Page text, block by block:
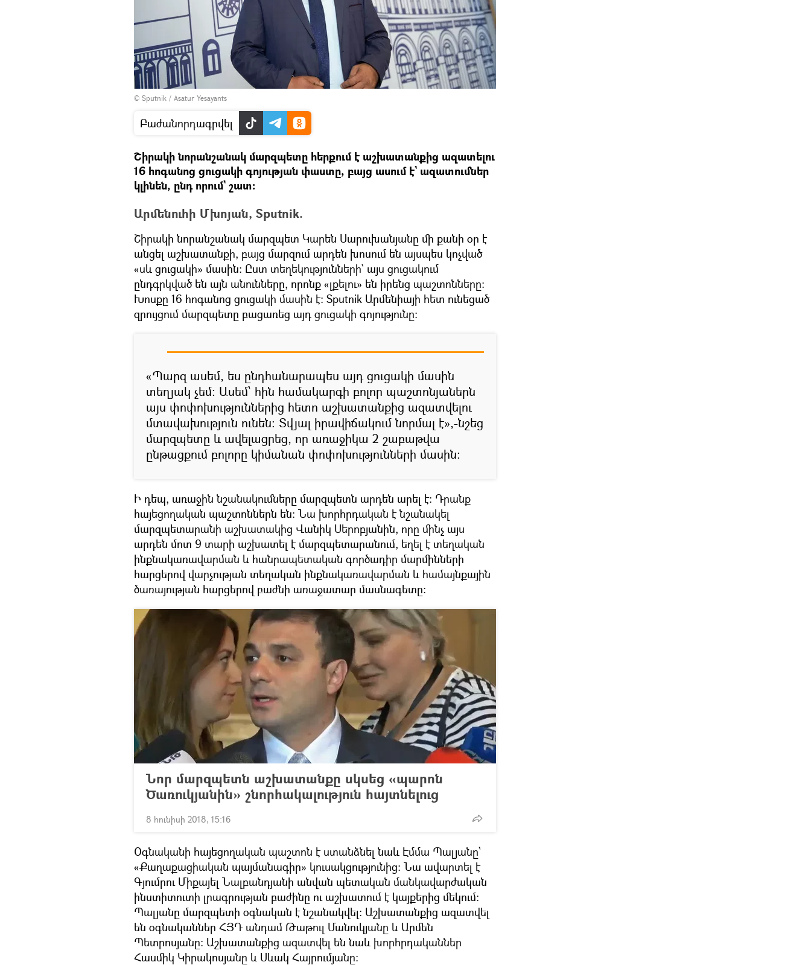
© Sputnik / Asatur Yesayants
Բաժանորդագրվել
Շիրակի նորանշանակ մարզպետը հերքում է աշխատանքից ազատելու
16 հոգանոց ցուցակի գոյության փաստը, բայց ասում է` ազատումներ
կլինեն, ընդ որում` շատ:
Արմենուհի Մխոյան, Sputnik.
Շիրակի նորանշանակ մարզպետ Կարեն Սարուխանյանը մի քանի օր է
անցել աշխատանքի, բայց մարզում արդեն խոսում են այսպես կոչված
«սև ցուցակի» մասին: Ըստ տեղեկությունների` այս ցուցակում
ընդգրկված են այն անունները, որոնք «լքելու» են իրենց պաշտոնները:
Խոսքը 16 հոգանոց ցուցակի մասին է: Sputnik Արմենիայի հետ ունեցած
զրույցում մարզպետը բացառեց այդ ցուցակի գոյությունը:
«Պարզ ասեմ, ես ընդհանարապես այդ ցուցակի մասին
տեղյակ չեմ: Ասեմ՝ հին համակարգի բոլոր պաշտոնյաներն
այս փոփոխություններից հետո աշխատանքից ազատվելու
մտավախություն ունեն։ Տվյալ իրավիճակում նորմալ է»,-նշեց
մարզպետը և ավելացրեց, որ առաջիկա 2 շաբաթվա
ընթացքում բոլորը կիմանան փոփոխությունների մասին:
Ի դեպ, առաջին նշանակումները մարզպետն արդեն արել է։ Դրանք
հայեցողական պաշտոններն են։ Նա խորհրդական է նշանակել
մարզպետարանի աշխատակից Վանիկ Սերոբյանին, որը մինչ այս
արդեն մոտ 9 տարի աշխատել է մարզպետարանում, եղել է տեղական
ինքնակառավարման և հանրապետական գործադիր մարմինների
հարցերով վարչության տեղական ինքնակառավարման և համայնքային
ծառայության հարցերով բաժնի առաջատար մասնագետը։
Նոր մարզպետն աշխատանքը սկսեց «պարոն
Ծառուկյանին» շնորհակալություն հայտնելուց
8 հունիսի 2018, 15:16
Օգնականի հայեցողական պաշտոն է ստանձնել նաև Էմմա Պալյանը՝
«Քաղաքացիական պայմանագիր» կուսակցությունից: Նա ավարտել է
Գյումրու Միքայել Նալբանդյանի անվան պետական մանկավարժական
ինստիտուտի լրագրության բաժինը ու աշխատում է կայքերից մեկում։
Պալյանը մարզպետի օգնական է նշանակվել։ Աշխատանքից ազատվել
են օգնականներ ՀՅԴ անդամ Թաթուլ Մանուկյանը և Արմեն
Պետրոսյանը: Աշխատանքից ազատվել են նաև խորհրդականներ
Հասմիկ Կիրակոսյանը և Սևակ Հայրումյանը: